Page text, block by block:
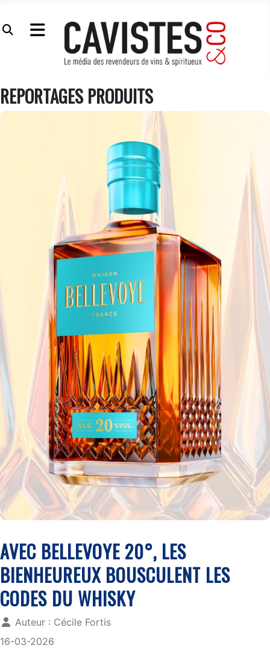
REPORTAGES PRODUITS
AVEC BELLEVOYE 20°, LES
BIENHEUREUX BOUSCULENT LES
CODES DU WHISKY
Auteur : Cécile Fortis
16-03-2026